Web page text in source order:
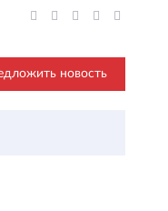
новость